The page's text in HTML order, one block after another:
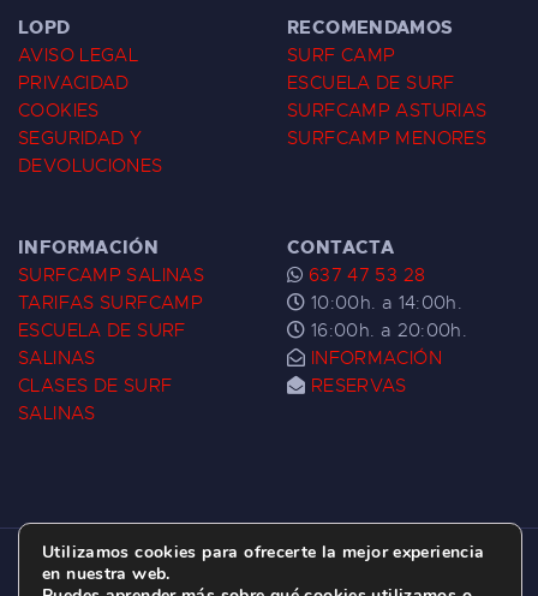
LOPD
AVISO LEGAL
PRIVACIDAD
COOKIES
SEGURIDAD Y
DEVOLUCIONES
RECOMENDAMOS
SURF CAMP
ESCUELA DE SURF
SURFCAMP ASTURIAS
SURFCAMP MENORES
INFORMACIÓN
SURFCAMP SALINAS
TARIFAS SURFCAMP
ESCUELA DE SURF
SALINAS
CLASES DE SURF
SALINAS
CONTACTA
637 47 53 28
10:00h. a 14:00h.
16:00h. a 20:00h.
INFORMACIÓN
RESERVAS
ESCUELA DE SURF LAS DUNAS ©
2026.
Utilizamos cookies para ofrecerte la mejor experiencia
en nuestra web.